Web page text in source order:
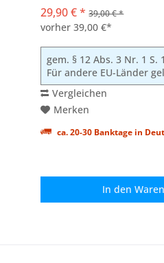
29,90 € * 39,00 € *
vorher 39,00 €*
gem. § 12 Abs. 3 Nr. 1
Für andere EU-Länder
Vergleichen
Merken
ca. 20-30 Banktage in
In den